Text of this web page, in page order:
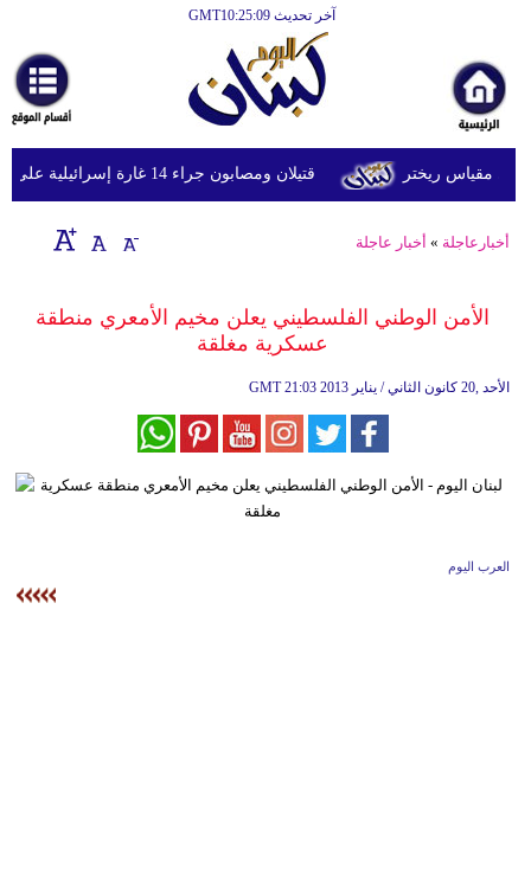
آخر تحديث GMT10:25:09
أخبارعاجلة
رياضة
ثقافة
إقتصاد
وموسيقى
ديكور
قتيلان ومصابون جراء 14 غارة إسرائيلية على شرق وجنوب لبنان
أخبارعاجلة » أخبار عاجلة
الأمن الوطني الفلسطيني يعلن مخيم الأمعري منطقة
عسكرية مغلقة
GMT 21:03 2013 الأحد ,20 كانون الثاني / يناير
العرب اليوم